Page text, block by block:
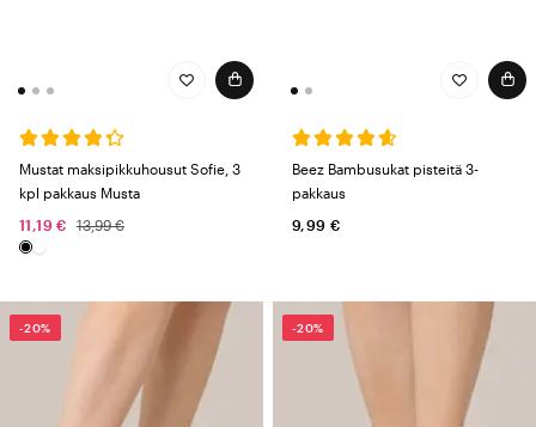
Mustat maksipikkuhousut Sofie, 3
kpl pakkaus Musta
11,19 €
13,99 €
Beez Bambusukat pisteitä 3-
pakkaus
9,99 €
-20% -20%